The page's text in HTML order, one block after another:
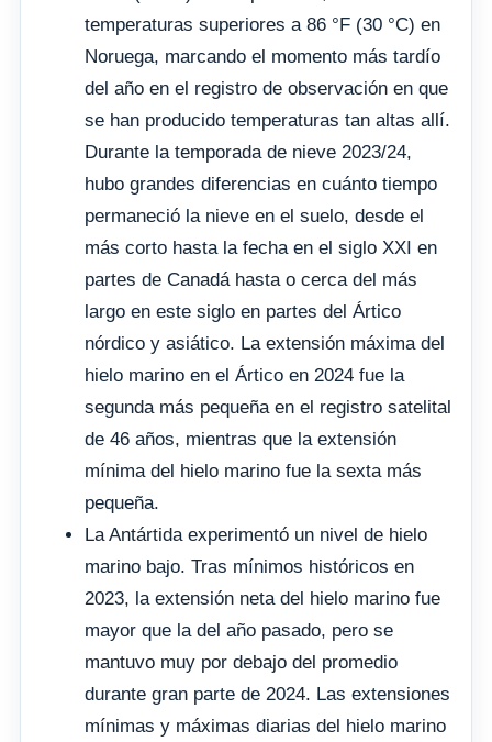
temperaturas superiores a 86 °F (30 °C) en
Noruega, marcando el momento más tardío
del año en el registro de observación en que
se han producido temperaturas tan altas allí.
Durante la temporada de nieve 2023/24,
hubo grandes diferencias en cuánto tiempo
permaneció la nieve en el suelo, desde el
más corto hasta la fecha en el siglo XXI en
partes de Canadá hasta o cerca del más
largo en este siglo en partes del Ártico
nórdico y asiático. La extensión máxima del
hielo marino en el Ártico en 2024 fue la
segunda más pequeña en el registro satelital
de 46 años, mientras que la extensión
mínima del hielo marino fue la sexta más
pequeña.
La Antártida experimentó un nivel de hielo
marino bajo. Tras mínimos históricos en
2023, la extensión neta del hielo marino fue
mayor que la del año pasado, pero se
mantuvo muy por debajo del promedio
durante gran parte de 2024. Las extensiones
mínimas y máximas diarias del hielo marino